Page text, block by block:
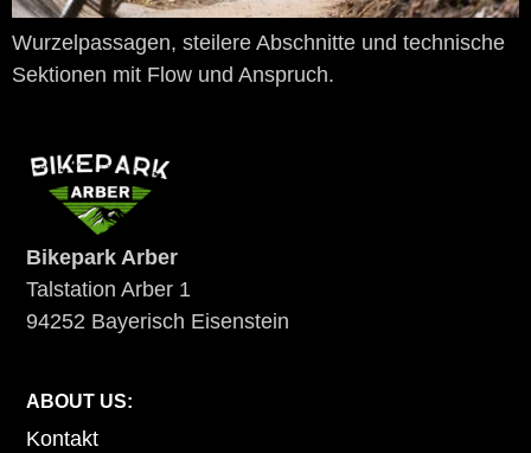
Wurzelpassagen, steilere Abschnitte und technische
Sektionen mit Flow und Anspruch.
Bikepark Arber
Talstation Arber 1
94252 Bayerisch Eisenstein
ABOUT US:
Kontakt